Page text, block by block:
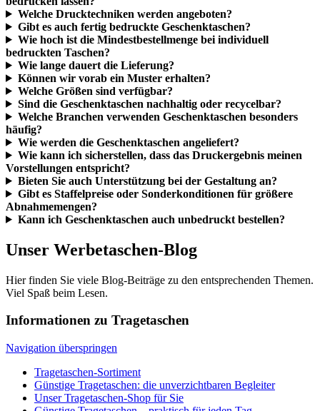
Welche Branchen verwenden Geschenktaschen besonders
häufig?
Wie werden die Geschenktaschen angeliefert?
Wie kann ich sicherstellen, dass das Druckergebnis meinen
Vorstellungen entspricht?
Bieten Sie auch Unterstützung bei der Gestaltung an?
Gibt es Staffelpreise oder Sonderkonditionen für größere
Abnahmemengen?
Kann ich Geschenktaschen auch unbedruckt bestellen?
Unser Werbetaschen-Blog
Hier finden Sie viele Blog-Beiträge zu den entsprechenden Themen.
Viel Spaß beim Lesen.
Informationen zu Tragetaschen
Tragetaschen-Sortiment
Unser Tragetaschen-Shop für Sie
Günstige Tragetaschen – praktisch für jeden Tag
Taschen in allen Farben und Formen
Kostenlose Weihnachtstaschen
Information zu Papiertragetaschen
Navigation überspringen